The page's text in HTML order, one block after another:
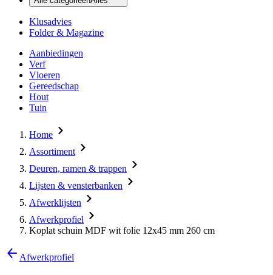
Klusadvies
Folder & Magazine
Aanbiedingen
Verf
Vloeren
Gereedschap
Hout
Tuin
Home
Assortiment
Deuren, ramen & trappen
Lijsten & vensterbanken
Afwerklijsten
Afwerkprofiel
Koplat schuin MDF wit folie 12x45 mm 260 cm
Afwerkprofiel